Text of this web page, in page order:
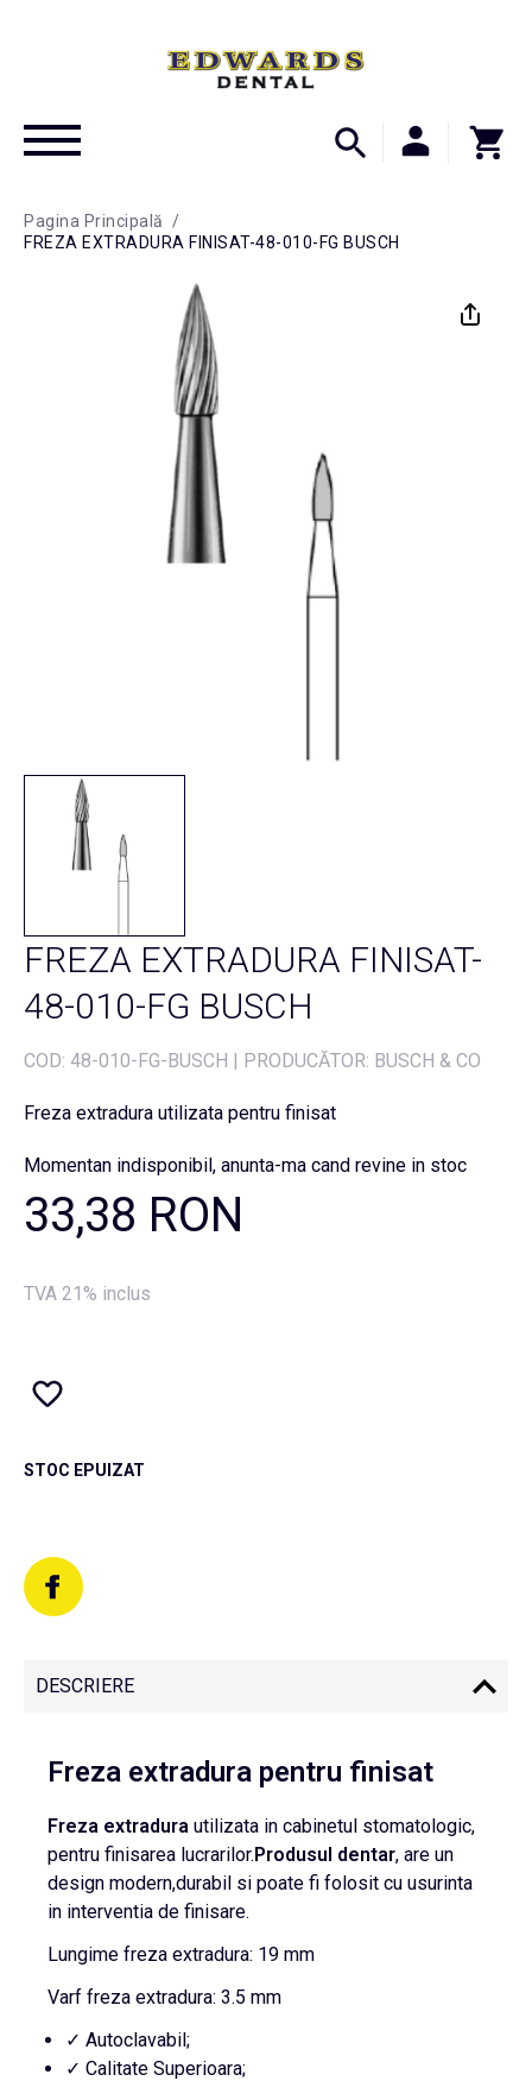
Pagina Principală
/
FREZA EXTRADURA FINISAT-48-010-FG BUSCH
FREZA EXTRADURA FINISAT-
48-010-FG BUSCH
COD: 48-010-FG-BUSCH | PRODUCĂTOR: BUSCH & CO
Freza extradura utilizata pentru finisat
Momentan indisponibil, anunta-ma cand revine in stoc
33,38 RON
TVA 21% inclus
STOC EPUIZAT
DESCRIERE
Freza extradura pentru finisat
Freza extradura utilizata in cabinetul stomatologic,
pentru finisarea lucrarilor.Produsul dentar, are un
design modern,durabil si poate fi folosit cu usurinta
in interventia de finisare.
Lungime freza extradura: 19 mm
Varf freza extradura: 3.5 mm
✓ Autoclavabil;
✓ Calitate Superioara;